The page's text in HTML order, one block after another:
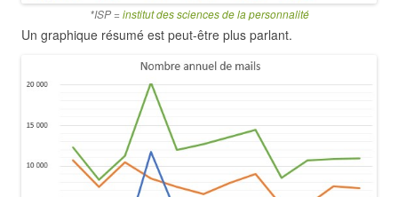
*ISP = institut des sciences de la personnalité
Un graphique résumé est peut-être plus parlant.